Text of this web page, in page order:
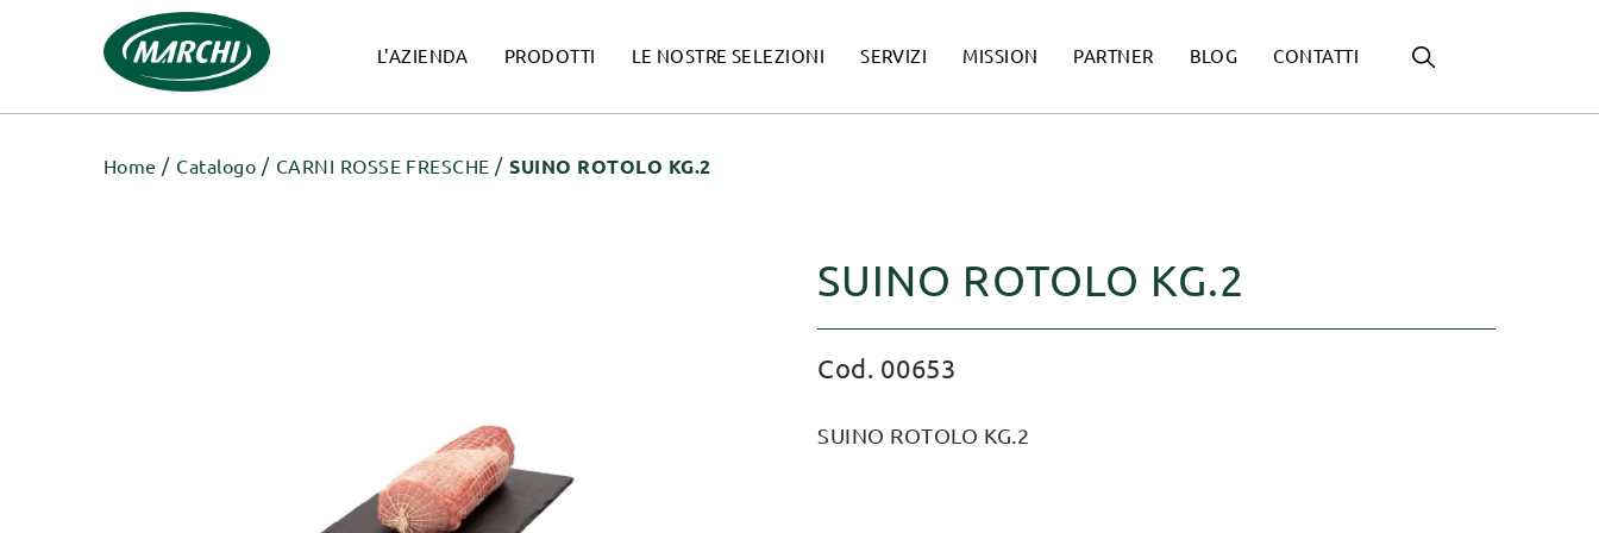
L'AZIENDA PRODOTTI LE NOSTRE SELEZIONI SERVIZI MISSION PARTNER BLOG CONTATTI
Home Catalogo CARNI ROSSE FRESCHE SUINO ROTOLO KG.2
SUINO ROTOLO KG.2
Cod. 00653
SUINO ROTOLO KG.2